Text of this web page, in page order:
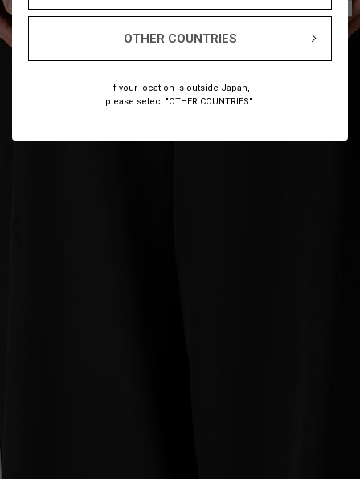
OTHER COUNTRIES
If your location is outside Japan,
please select "OTHER COUNTRIES".
1/